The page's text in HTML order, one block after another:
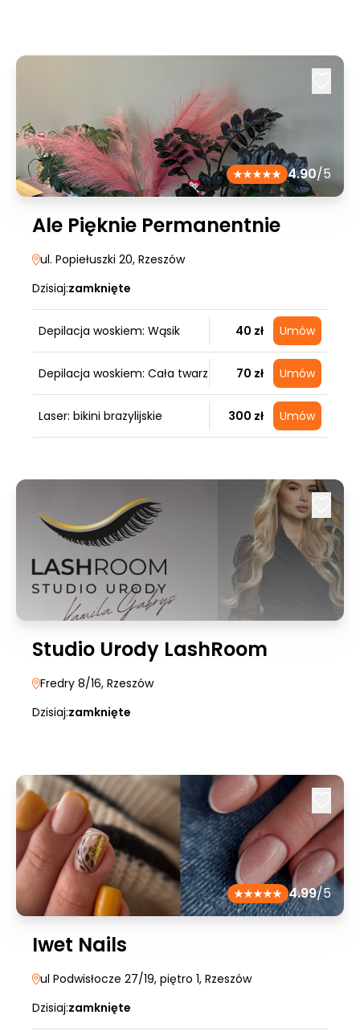
4.90/5
Ale Pięknie Permanentnie
ul. Popiełuszki 20, Rzeszów
Dzisiaj:zamknięte
Depilacja woskiem: Wąsik 40 zł Umów
Depilacja woskiem: Cała twarz 70 zł Umów
Laser: bikini brazylijskie 300 zł Umów
Studio Urody LashRoom
Fredry 8/16, Rzeszów
Dzisiaj:zamknięte
4.99/5
Iwet Nails
ul Podwisłocze 27/19, piętro 1, Rzeszów
Dzisiaj:zamknięte